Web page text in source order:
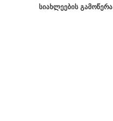
ᲡᲘᲐᲮᲚᲔᲔᲑᲘᲡ ᲒᲐᲛᲝᲬᲔᲠᲐ